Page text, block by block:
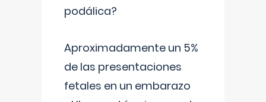
podálica?
Aproximadamente un 5%
de las presentaciones
fetales en un embarazo